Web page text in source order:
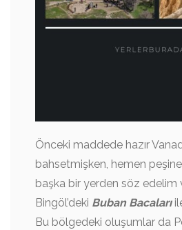
Önceki maddede hazır
bahsetmişken, hemen
başka bir yerden söz edelim
Bingöl’deki Buban Bacaları
Bu bölgedeki oluşumlar da